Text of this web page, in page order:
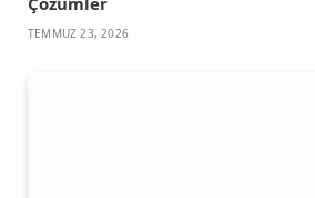
TEMMUZ 23, 2026